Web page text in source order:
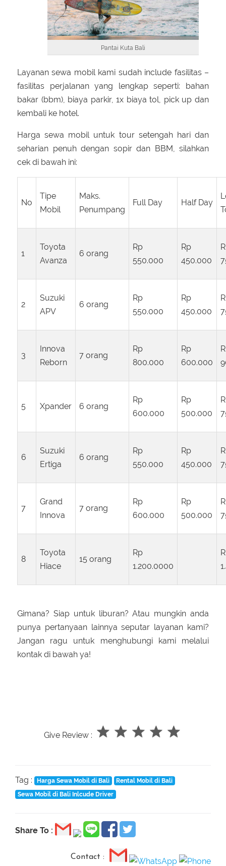
Pantai Kuta Bali
Layanan sewa mobil kami sudah include fasilitas –
fasilitas perjalanan yang lengkap seperti: bahan
bakar (bbm), biaya parkir, 1x biaya tol, pick up dan
kembali ke hotel.
Harga sewa mobil untuk tour setengah hari dan
seharian penuh dengan sopir dan BBM, silahkan
cek di bawah ini:
No
Tipe
Mobil
Maks.
Penumpang
Full Day Half Day
1
Toyota
Avanza
6 orang
Rp
550.000
Rp
450.000
2
Suzuki
APV
6 orang
Rp
550.000
Rp
450.000
3
Innova
Reborn
7 orang
Rp
800.000
Rp
600.000
5 Xpander 6 orang
Rp
600.000
Rp
500.000
6
Suzuki
Ertiga
6 orang
Rp
550.000
Rp
450.000
7
Grand
Innova
7 orang
Rp
600.000
Rp
500.000
8
Toyota
Hiace
15 orang
Rp
1.200.0000
Gimana? Siap untuk liburan? Atau mungkin anda
punya pertanyaan lainnya seputar layanan kami?
Jangan ragu untuk menghubungi kami melalui
kontak di bawah ya!
Give Review :
Tag : Harga Sewa Mobil di Bali
Rental Mobil di Bali
Sewa Mobil di Bali Inlcude Driver
Share To :
Contact :